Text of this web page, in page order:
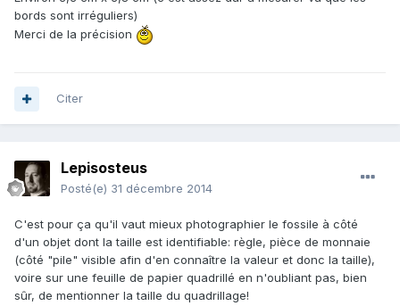
bords sont irréguliers)
Merci de la précision
Citer
Lepisosteus
Posté(e) 31 décembre 2014
C'est pour ça qu'il vaut mieux photographier le fossile à côté
d'un objet dont la taille est identifiable: règle, pièce de monnaie
(côté "pile" visible afin d'en connaître la valeur et donc la taille),
voire sur une feuille de papier quadrillé en n'oubliant pas, bien
sûr, de mentionner la taille du quadrillage!